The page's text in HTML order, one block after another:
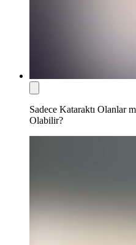
Sadece Kataraktı Olanlar
Olabilir?